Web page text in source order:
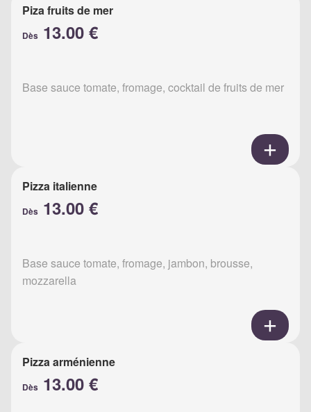
Piza fruits de mer
Dès 13.00 €
Base sauce tomate, fromage, cocktail de fruits de mer
Pizza italienne
Dès 13.00 €
Base sauce tomate, fromage, jambon, brousse,
mozzarella
Pizza arménienne
Dès 13.00 €